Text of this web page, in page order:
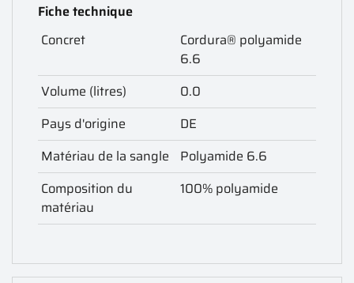
Fiche technique
Concret
Cordura® polyamide
6.6
Volume (litres)
0.0
Pays d'origine
DE
Matériau de la sangle
Polyamide 6.6
Composition du
matériau
100% polyamide